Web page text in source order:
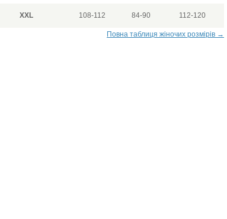
XXL 108-112 84-90 112-120
Повна таблиця жіночих розмірів →